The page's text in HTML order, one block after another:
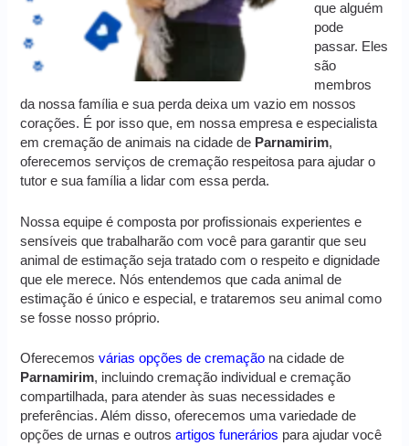
que alguém
pode
passar. Eles
são
membros
da nossa família e sua perda deixa um vazio em nossos
corações. É por isso que, em nossa empresa e especialista
em cremação de animais na cidade de Parnamirim,
oferecemos serviços de cremação respeitosa para ajudar o
tutor e sua família a lidar com essa perda.
Nossa equipe é composta por profissionais experientes e
sensíveis que trabalharão com você para garantir que seu
animal de estimação seja tratado com o respeito e dignidade
que ele merece. Nós entendemos que cada animal de
estimação é único e especial, e trataremos seu animal como
se fosse nosso próprio.
Oferecemosvárias opções de cremação na cidade de
Parnamirim, incluindo cremação individual e cremação
compartilhada, para atender às suas necessidades e
preferências. Além disso, oferecemos uma variedade de
opções de urnas e outrosartigos funerários para ajudar você